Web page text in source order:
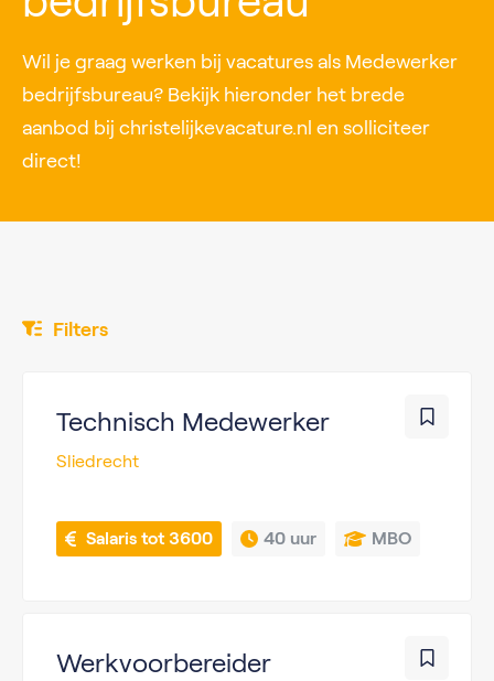
Wil je graag werken bij vacatures als Medewerker
bedrijfsbureau? Bekijk hieronder het brede
aanbod bij christelijkevacature.nl en solliciteer
direct!
Filters
Technisch Medewerker
Sliedrecht
Salaris tot 3600 40 uur MBO
Werkvoorbereider